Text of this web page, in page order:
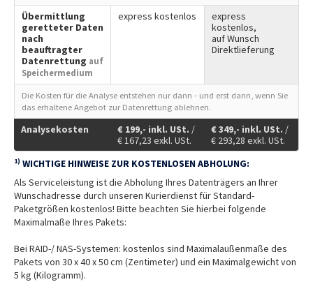
Übermittlung
geretteter Daten
nach
beauftragter
Datenrettung auf
Speichermedium
express kostenlos
express
kostenlos,
auf Wunsch
Direktlieferung
Die Kosten für die Analyse entstehen nur dann - und erst dann, wenn Sie
das erhaltene Angebot zur Datenrettung ablehnen.
Analysekosten € 199,- inkl. USt. /
€167,23 exkl. USt.
€349,- inkl. USt. /
€ 293,28 exkl. USt.
1) WICHTIGE HINWEISE ZUR KOSTENLOSEN ABHOLUNG:
Als Serviceleistung ist die Abholung Ihres Datenträgers an Ihrer
Wunschadresse durch unseren Kurierdienst für Standard-
Paketgrößen kostenlos! Bitte beachten Sie hierbei folgende
Maximalmaße Ihres Pakets:
Bei RAID-/ NAS-Systemen: kostenlos sind Maximalaußenmaße des
Pakets von 30 x 40 x 50 cm (Zentimeter) und ein Maximalgewicht von
5 kg (Kilogramm).